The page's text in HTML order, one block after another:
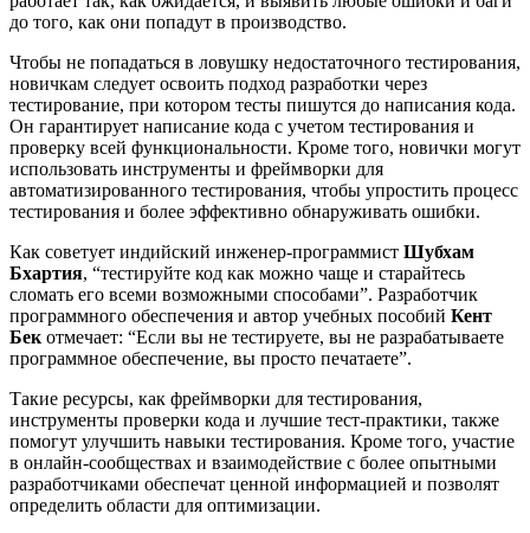
до того, как они попадут в производство.
Чтобы не попадаться в ловушку недостаточного тестирования,
новичкам следует освоить подход разработки через
тестирование, при котором тесты пишутся до написания кода.
Он гарантирует написание кода с учетом тестирования и
проверку всей функциональности. Кроме того, новички могут
использовать инструменты и фреймворки для
автоматизированного тестирования, чтобы упростить процесс
тестирования и более эффективно обнаруживать ошибки.
Как советует индийский инженер-программист Шубхам
Бхартия, “тестируйте код как можно чаще и старайтесь
сломать его всеми возможными способами”. Разработчик
программного обеспечения и автор учебных пособий Кент
Бек отмечает: “Если вы не тестируете, вы не разрабатываете
программное обеспечение, вы просто печатаете”.
Такие ресурсы, как фреймворки для тестирования,
инструменты проверки кода и лучшие тест-практики, также
помогут улучшить навыки тестирования. Кроме того, участие
в онлайн-сообществах и взаимодействие с более опытными
разработчиками обеспечат ценной информацией и позволят
определить области для оптимизации.